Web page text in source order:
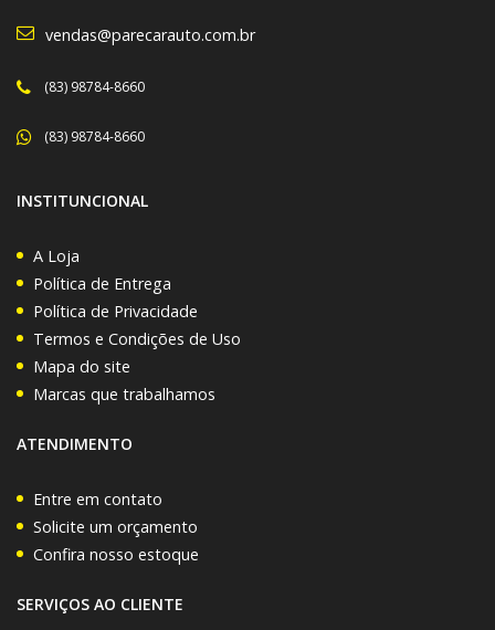
vendas@parecarauto.com.br
(83) 98784-8660
(83) 98784-8660
INSTITUNCIONAL
A Loja
Política de Entrega
Política de Privacidade
Termos e Condições de Uso
Mapa do site
Marcas que trabalhamos
ATENDIMENTO
Entre em contato
Solicite um orçamento
Confira nosso estoque
SERVIÇOS AO CLIENTE